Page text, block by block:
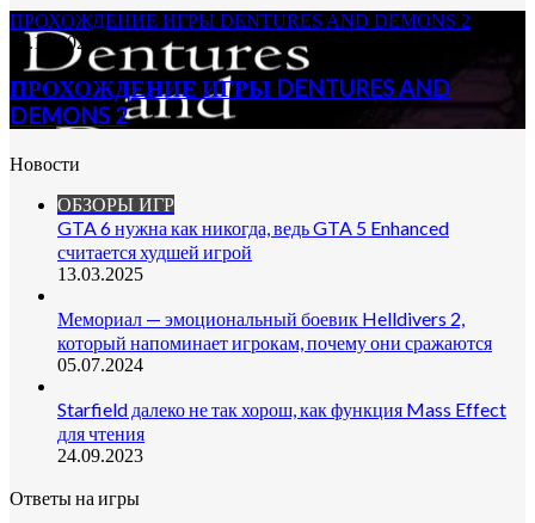
ПРОХОЖДЕНИЕ ИГРЫ DENTURES AND DEMONS 2
18.12.2021
ПРОХОЖДЕНИЕ ИГРЫ DENTURES AND
DEMONS 2
Новости
ОБЗОРЫ ИГР
GTA 6 нужна как никогда, ведь GTA 5 Enhanced
считается худшей игрой
13.03.2025
Мемориал — эмоциональный боевик Helldivers 2,
который напоминает игрокам, почему они сражаются
05.07.2024
Starfield далеко не так хорош, как функция Mass Effect
для чтения
24.09.2023
Ответы на игры